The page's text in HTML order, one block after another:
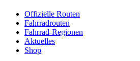
Offizielle Routen
Fahrradrouten
Fahrrad-Regionen
Aktuelles
Shop